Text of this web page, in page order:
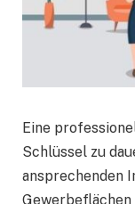
Eine
Schlüssel zu
ansprechenden
Gewerbeflächen